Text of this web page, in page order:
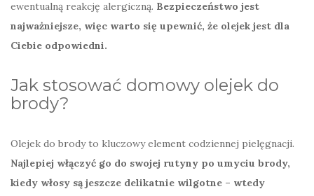
ewentualną reakcję alergiczną. Bezpieczeństwo jest
najważniejsze, więc warto się upewnić, że olejek jest dla
Ciebie odpowiedni.
Jak stosować domowy olejek do
brody?
Olejek do brody to kluczowy element codziennej pielęgnacji.
Najlepiej włączyć go do swojej rutyny po umyciu brody,
kiedy włosy są jeszcze delikatnie wilgotne – wtedy